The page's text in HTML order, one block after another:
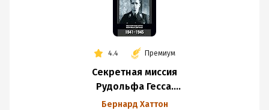
4.4 Премиум
Секретная миссия
Рудольфа Гесса.
Закулисные игры
Бернард Хаттон